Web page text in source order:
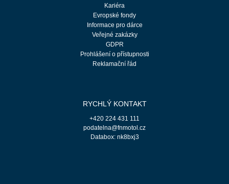
Kariéra
Evropské fondy
Informace pro dárce
Veřejné zakázky
GDPR
Prohlášení o přístupnosti
Reklamační řád
RYCHLÝ KONTAKT
+420 224 431 111
podatelna@fnmotol.cz
Databox: nk8bxj3